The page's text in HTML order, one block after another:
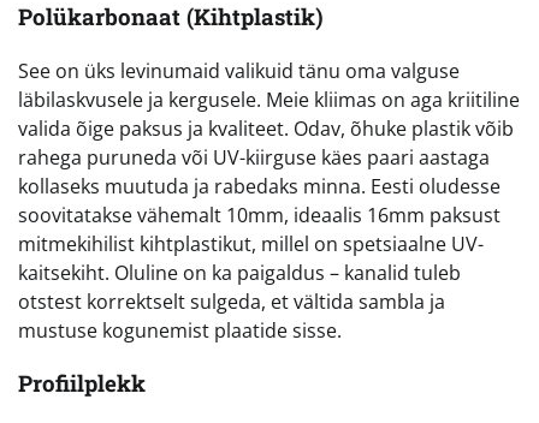
Polükarbonaat (Kihtplastik)
See on üks levinumaid valikuid tänu oma valguse
läbilaskvusele ja kergusele. Meie kliimas on aga kriitiline
valida õige paksus ja kvaliteet. Odav, õhuke plastik võib
rahega puruneda või UV-kiirguse käes paari aastaga
kollaseks muutuda ja rabedaks minna. Eesti oludesse
soovitatakse vähemalt 10mm, ideaalis 16mm paksust
mitmekihilist kihtplastikut, millel on spetsiaalne UV-
kaitsekiht. Oluline on ka paigaldus – kanalid tuleb
otstest korrektselt sulgeda, et vältida sambla ja
mustuse kogunemist plaatide sisse.
Profiilplekk